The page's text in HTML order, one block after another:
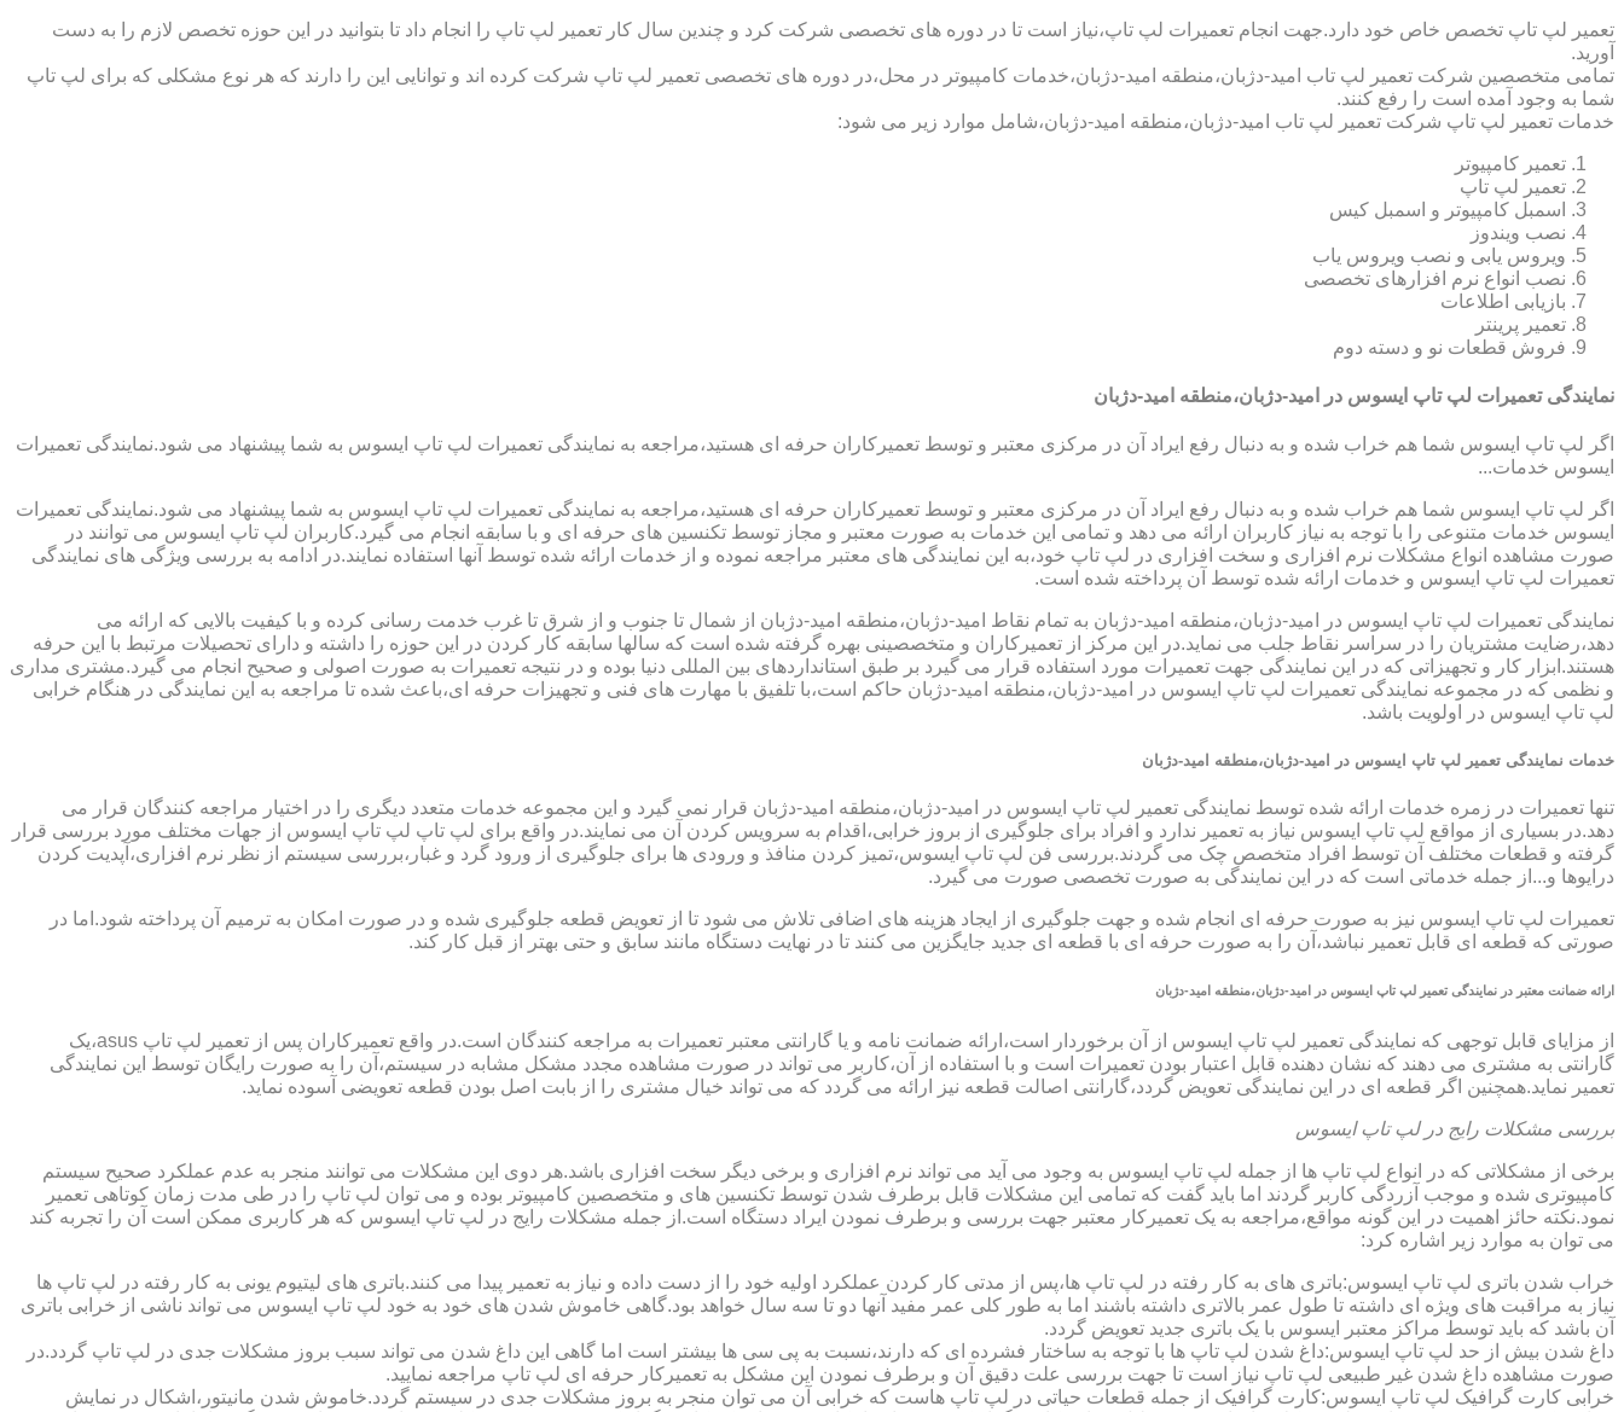
تعمیر لپ تاپ تخصص خاص خود دارد.جهت انجام تعمیرات لپ تاپ،نیاز است تا در دوره های تخصصی شرکت کرد و چندین سال کار تعمیر لپ تاپ را انجام داد تا بتوانید در این حوزه تخصص لازم را به دست
آورید.
تمامی متخصصین شرکت تعمیر لپ تاب امید-دژبان،منطقه امید-دژبان،خدمات کامپیوتر در محل،در دوره های تخصصی تعمیر لپ تاپ شرکت کرده اند و توانایی این را دارند که هر نوع مشکلی که برای لپ تاپ
شما به وجود آمده است را رفع کنند.
خدمات تعمیر لپ تاپ شرکت تعمیر لپ تاب امید-دژبان،منطقه امید-دژبان،شامل موارد زیر می شود:
تعمیر کامپیوتر
تعمیر لپ تاپ
اسمبل کامپیوتر و اسمبل کیس
نصب ویندوز
ویروس یابی و نصب ویروس یاب
نصب انواع نرم افزارهای تخصصی
بازیابی اطلاعات
تعمیر پرینتر
فروش قطعات نو و دسته دوم
نمایندگی تعمیرات لپ تاپ ایسوس در امید-دژبان،منطقه امید-دژبان
اگر لپ تاپ ایسوس شما هم خراب شده و به دنبال رفع ایراد آن در مرکزی معتبر و توسط تعمیرکاران حرفه ای هستید،مراجعه به نمایندگی تعمیرات لپ تاپ ایسوس به شما پیشنهاد می شود.نمایندگی تعمیرات
ایسوس خدمات...
اگر لپ تاپ ایسوس شما هم خراب شده و به دنبال رفع ایراد آن در مرکزی معتبر و توسط تعمیرکاران حرفه ای هستید،مراجعه به نمایندگی تعمیرات لپ تاپ ایسوس به شما پیشنهاد می شود.نمایندگی تعمیرات
ایسوس خدمات متنوعی را با توجه به نیاز کاربران ارائه می دهد و تمامی این خدمات به صورت معتبر و مجاز توسط تکنسین های حرفه ای و با سابقه انجام می گیرد.کاربران لپ تاپ ایسوس می توانند در
صورت مشاهده انواع مشکلات نرم افزاری و سخت افزاری در لپ تاپ خود،به این نمایندگی های معتبر مراجعه نموده و از خدمات ارائه شده توسط آنها استفاده نمایند.در ادامه به بررسی ویژگی های نمایندگی
تعمیرات لپ تاپ ایسوس و خدمات ارائه شده توسط آن پرداخته شده است.
نمایندگی تعمیرات لپ تاپ ایسوس در امید-دژبان،منطقه امید-دژبان به تمام نقاط امید-دژبان،منطقه امید-دژبان از شمال تا جنوب و از شرق تا غرب خدمت رسانی کرده و با کیفیت بالایی که ارائه می
دهد،رضایت مشتریان را در سراسر نقاط جلب می نماید.در این مرکز از تعمیرکاران و متخصصینی بهره گرفته شده است که سالها سابقه کار کردن در این حوزه را داشته و دارای تحصیلات مرتبط با این حرفه
هستند.ابزار کار و تجهیزاتی که در این نمایندگی جهت تعمیرات مورد استفاده قرار می گیرد بر طبق استانداردهای بین المللی دنیا بوده و در نتیجه تعمیرات به صورت اصولی و صحیح انجام می گیرد.مشتری مداری
و نظمی که در مجموعه نمایندگی تعمیرات لپ تاپ ایسوس در امید-دژبان،منطقه امید-دژبان حاکم است،با تلفیق با مهارت های فنی و تجهیزات حرفه ای،باعث شده تا مراجعه به این نمایندگی در هنگام خرابی
لپ تاپ ایسوس در اولویت باشد.
خدمات نمایندگی تعمیر لپ تاپ ایسوس در امید-دژبان،منطقه امید-دژبان
تنها تعمیرات در زمره خدمات ارائه شده توسط نمایندگی تعمیر لپ تاپ ایسوس در امید-دژبان،منطقه امید-دژبان قرار نمی گیرد و این مجموعه خدمات متعدد دیگری را در اختیار مراجعه کنندگان قرار می
دهد.در بسیاری از مواقع لپ تاپ ایسوس نیاز به تعمیر ندارد و افراد برای جلوگیری از بروز خرابی،اقدام به سرویس کردن آن می نمایند.در واقع برای لپ تاپ لپ تاپ ایسوس از جهات مختلف مورد بررسی قرار
گرفته و قطعات مختلف آن توسط افراد متخصص چک می گردند.بررسی فن لپ تاپ ایسوس،تمیز کردن منافذ و ورودی ها برای جلوگیری از ورود گرد و غبار،بررسی سیستم از نظر نرم افزاری،آپدیت کردن
درایوها و...از جمله خدماتی است که در این نمایندگی به صورت تخصصی صورت می گیرد.
تعمیرات لپ تاپ ایسوس نیز به صورت حرفه ای انجام شده و جهت جلوگیری از ایجاد هزینه های اضافی تلاش می شود تا از تعویض قطعه جلوگیری شده و در صورت امکان به ترمیم آن پرداخته شود.اما در
صورتی که قطعه ای قابل تعمیر نباشد،آن را به صورت حرفه ای با قطعه ای جدید جایگزین می کنند تا در نهایت دستگاه مانند سابق و حتی بهتر از قبل کار کند.
ارائه ضمانت معتبر در نمایندگی تعمیر لپ تاپ ایسوس در امید-دژبان،منطقه امید-دژبان
از مزایای قابل توجهی که نمایندگی تعمیر لپ تاپ ایسوس از آن برخوردار است،ارائه ضمانت نامه و یا گارانتی معتبر تعمیرات به مراجعه کنندگان است.در واقع تعمیرکاران پس از تعمیر لپ تاپ asus،یک
گارانتی به مشتری می دهند که نشان دهنده قابل اعتبار بودن تعمیرات است و با استفاده از آن،کاربر می تواند در صورت مشاهده مجدد مشکل مشابه در سیستم،آن را به صورت رایگان توسط این نمایندگی
تعمیر نماید.همچنین اگر قطعه ای در این نمایندگی تعویض گردد،گارانتی اصالت قطعه نیز ارائه می گردد که می تواند خیال مشتری را از بابت اصل بودن قطعه تعویضی آسوده نماید.
بررسی مشکلات رایج در لپ تاپ ایسوس
برخی از مشکلاتی که در انواع لپ تاپ ها از جمله لپ تاپ ایسوس به وجود می آید می تواند نرم افزاری و برخی دیگر سخت افزاری باشد.هر دوی این مشکلات می توانند منجر به عدم عملکرد صحیح سیستم
کامپیوتری شده و موجب آزردگی کاربر گردند اما باید گفت که تمامی این مشکلات قابل برطرف شدن توسط تکنسین های و متخصصین کامپیوتر بوده و می توان لپ تاپ را در طی مدت زمان کوتاهی تعمیر
نمود.نکته حائز اهمیت در این گونه مواقع،مراجعه به یک تعمیرکار معتبر جهت بررسی و برطرف نمودن ایراد دستگاه است.از جمله مشکلات رایج در لپ تاپ ایسوس که هر کاربری ممکن است آن را تجربه کند
می توان به موارد زیر اشاره کرد:
خراب شدن باتری لپ تاپ ایسوس:باتری های به کار رفته در لپ تاپ ها،پس از مدتی کار کردن عملکرد اولیه خود را از دست داده و نیاز به تعمیر پیدا می کنند.باتری های لیتیوم یونی به کار رفته در لپ تاپ ها
نیاز به مراقبت های ویژه ای داشته تا طول عمر بالاتری داشته باشند اما به طور کلی عمر مفید آنها دو تا سه سال خواهد بود.گاهی خاموش شدن های خود به خود لپ تاپ ایسوس می تواند ناشی از خرابی باتری
آن باشد که باید توسط مراکز معتبر ایسوس با یک باتری جدید تعویض گردد.
داغ شدن بیش از حد لپ تاپ ایسوس:داغ شدن لپ تاپ ها با توجه به ساختار فشرده ای که دارند،نسبت به پی سی ها بیشتر است اما گاهی این داغ شدن می تواند سبب بروز مشکلات جدی در لپ تاپ گردد.در
صورت مشاهده داغ شدن غیر طبیعی لپ تاپ نیاز است تا جهت بررسی علت دقیق آن و برطرف نمودن این مشکل به تعمیرکار حرفه ای لپ تاپ مراجعه نمایید.
خرابی کارت گرافیک لپ تاپ ایسوس:کارت گرافیک از جمله قطعات حیاتی در لپ تاپ هاست که خرابی آن می توان منجر به بروز مشکلات جدی در سیستم گردد.خاموش شدن مانیتور،اشکال در نمایش